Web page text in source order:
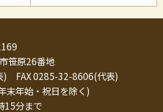
笹原26番地
) FAX 0285-32-8606(代表)
末年始・祝日を除く)
15分まで